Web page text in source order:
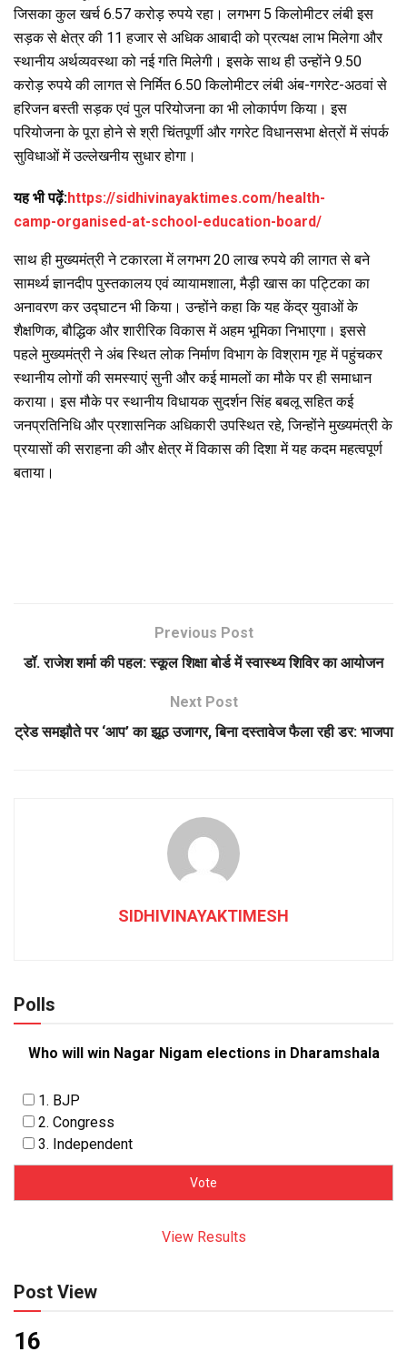
जिसका कुल खर्च 6.57 करोड़ रुपये रहा। लगभग 5 किलोमीटर लंबी इस
सड़क से क्षेत्र की 11 हजार से अधिक आबादी को प्रत्यक्ष लाभ मिलेगा और
स्थानीय अर्थव्यवस्था को नई गति मिलेगी। इसके साथ ही उन्होंने 9.50
करोड़ रुपये की लागत से निर्मित 6.50 किलोमीटर लंबी अंब-गगरेट-अठवां से
हरिजन बस्ती सड़क एवं पुल परियोजना का भी लोकार्पण किया। इस
परियोजना के पूरा होने से श्री चिंतपूर्णी और गगरेट विधानसभा क्षेत्रों में संपर्क
सुविधाओं में उल्लेखनीय सुधार होगा।
यह भी पढ़ें:https://sidhivinayaktimes.com/health-
camp-organised-at-school-education-board/
साथ ही मुख्यमंत्री ने टकारला में लगभग 20 लाख रुपये की लागत से बने
सामर्थ्य ज्ञानदीप पुस्तकालय एवं व्यायामशाला, मैड़ी खास का पट्टिका का
अनावरण कर उद्घाटन भी किया। उन्होंने कहा कि यह केंद्र युवाओं के
शैक्षणिक, बौद्धिक और शारीरिक विकास में अहम भूमिका निभाएगा। इससे
पहले मुख्यमंत्री ने अंब स्थित लोक निर्माण विभाग के विश्राम गृह में पहुंचकर
स्थानीय लोगों की समस्याएं सुनी और कई मामलों का मौके पर ही समाधान
कराया। इस मौके पर स्थानीय विधायक सुदर्शन सिंह बबलू सहित कई
जनप्रतिनिधि और प्रशासनिक अधिकारी उपस्थित रहे, जिन्होंने मुख्यमंत्री के
प्रयासों की सराहना की और क्षेत्र में विकास की दिशा में यह कदम महत्वपूर्ण
बताया।
Previous Post
डॉ. राजेश शर्मा की पहल: स्कूल शिक्षा बोर्ड में स्वास्थ्य शिविर का आयोजन
Next Post
ट्रेड समझौते पर ‘आप’ का झूठ उजागर, बिना दस्तावेज फैला रही डर: भाजपा
SIDHIVINAYAKTIMESH
Polls
Who will win Nagar Nigam elections in Dharamshala
1. BJP
2. Congress
3. Independent
View Results
Post View
16